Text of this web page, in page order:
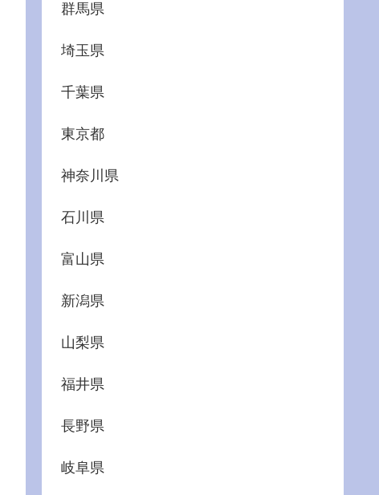
群馬県
埼玉県
千葉県
東京都
神奈川県
石川県
富山県
新潟県
山梨県
福井県
長野県
岐阜県